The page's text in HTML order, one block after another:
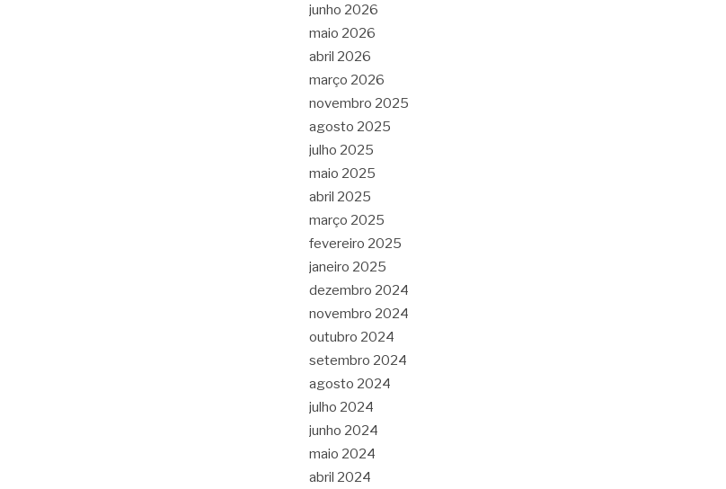
junho 2026
maio 2026
abril 2026
março 2026
novembro 2025
agosto 2025
julho 2025
maio 2025
abril 2025
março 2025
fevereiro 2025
janeiro 2025
dezembro 2024
novembro 2024
outubro 2024
setembro 2024
agosto 2024
julho 2024
junho 2024
maio 2024
abril 2024